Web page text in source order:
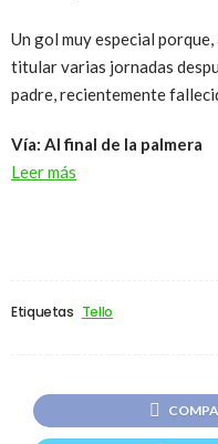
Un gol muy especial
titular varias jornadas
padre, recientemente
Vía: Al final de la palmera
Leer más
Etiquetas Tello